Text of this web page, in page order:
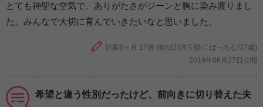
とても神聖な空気で、ありがたさがジーンと胸に染み渡りまし
た。みんなで大切に育んでいきたいなと思いました。
妊娠5ヶ月 17週 戌の日(埼玉県/こばっちむ/37歳)
2019年06月27日公開
希望と違う性別だったけど、前向きに切り替えた夫